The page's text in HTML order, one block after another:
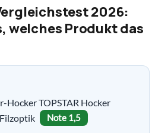
2026:
welches Produkt das
Hocker TOPSTAR Hocker
Note 1,5